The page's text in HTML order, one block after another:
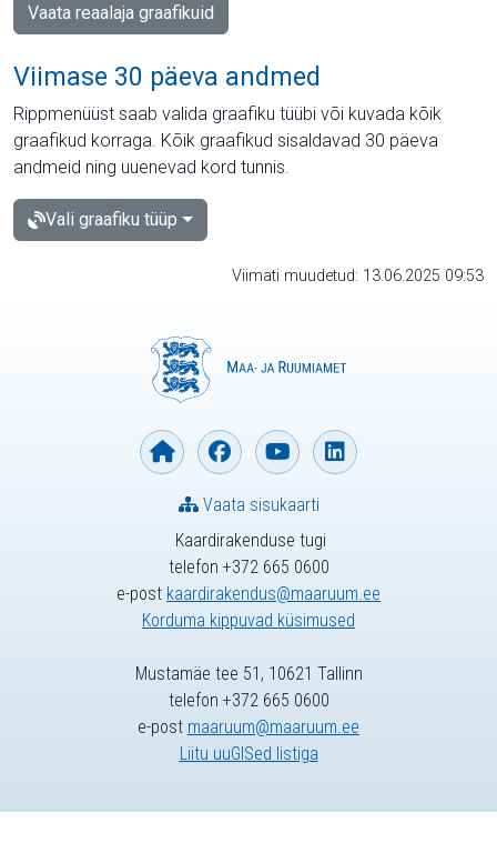
Vaata reaalaja graafikuid
Viimase 30 päeva andmed
Rippmenüüst saab valida graafiku tüübi või kuvada kõik
graafikud korraga. Kõik graafikud sisaldavad 30 päeva
andmeid ning uuenevad kord tunnis.
Vali graafiku tüüp
Viimati muudetud: 13.06.2025 09:53
Kaardirakenduse tugi
telefon +372 665 0600
e-post kaardirakendus@maaruum.ee
Korduma kippuvad küsimused
Vaata sisukaarti
Mustamäe tee 51, 10621 Tallinn
telefon +372 665 0600
e-post maaruum@maaruum.ee
Liitu uuGISed listiga